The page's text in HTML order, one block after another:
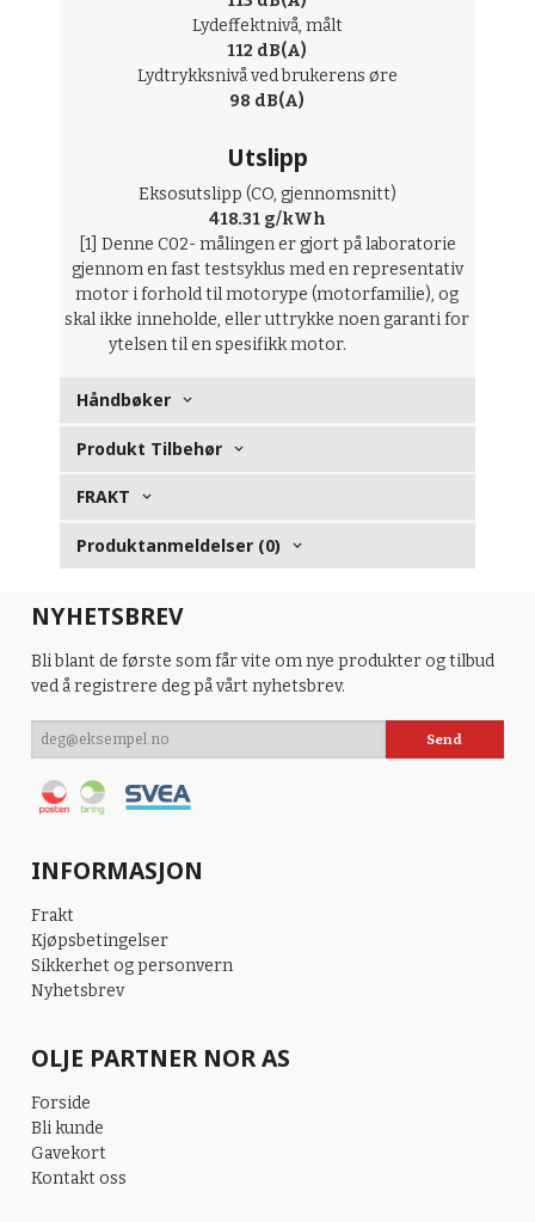
Lydeffektnivå, målt
112 dB(A)
Lydtrykksnivå ved brukerens øre
98 dB(A)
Utslipp
Eksosutslipp (CO, gjennomsnitt)
418.31 g/kWh
[1] Denne C02- målingen er gjort på laboratorie
gjennom en fast testsyklus med en representativ
motor i forhold til motorype (motorfamilie), og
skal ikke inneholde, eller uttrykke noen garanti for
ytelsen til en spesifikk motor.
Håndbøker
Produkt Tilbehør
FRAKT
Produktanmeldelser (0)
NYHETSBREV
Bli blant de første som får vite om nye produkter og tilbud
ved å registrere deg på vårt nyhetsbrev.
INFORMASJON
Frakt
Kjøpsbetingelser
Sikkerhet og personvern
Nyhetsbrev
OLJE PARTNER NOR AS
Forside
Bli kunde
Gavekort
Kontakt oss